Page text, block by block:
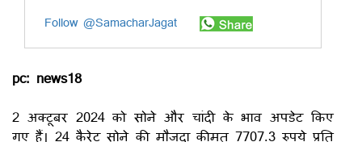
Follow @SamacharJagat
pc: news18
2 अक्टूबर 2024 को सोने और चांदी के भाव अपडेट किए
गए हैं। 24 कैरेट सोने की मौजूदा कीमत 7707.3 रुपये प्रति